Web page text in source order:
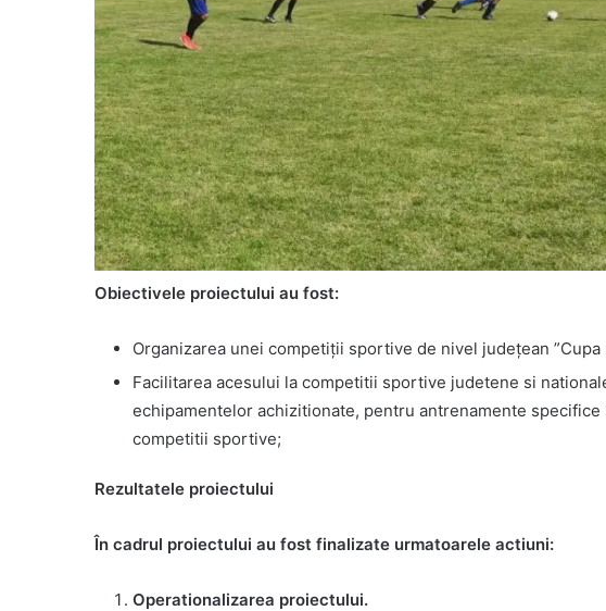
Obiectivele proiectului au fost:
Organizarea unei competiții sportive de nivel județean ”Cupa
Facilitarea acesului la competitii sportive judetene si
echipamentelor achizitionate, pentru antrenamente
competitii sportive;
Rezultatele proiectului
În cadrul proiectului au fost finalizate urmatoarele actiuni:
Operationalizarea proiectului.